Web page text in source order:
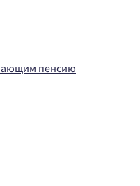
пенсию